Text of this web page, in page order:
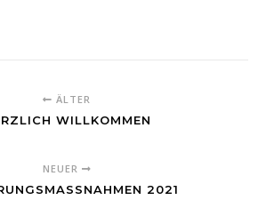
ÄLTER
WILLKOMMEN
NEUER
2021